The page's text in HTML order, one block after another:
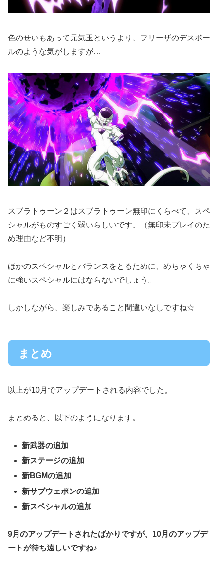
色のせいもあって元気玉というより、フリーザのデスボー
ルのような気がしますが…
スプラトゥーン２はスプラトゥーン無印にくらべて、スペ
シャルがものすごく弱いらしいです。（無印未プレイのた
め理由など不明）
ほかのスペシャルとバランスをとるために、めちゃくちゃ
に強いスペシャルにはならないでしょう。
しかしながら、楽しみであること間違いなしですね☆
まとめ
以上が10月でアップデートされる内容でした。
まとめると、以下のようになります。
新武器の追加
新ステージの追加
新BGMの追加
新サブウェポンの追加
新スペシャルの追加
9月のアップデートされたばかりですが、10月のアップデ
ートが待ち遠しいですね♪